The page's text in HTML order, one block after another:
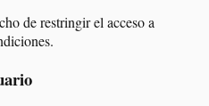
de restringir el acceso a